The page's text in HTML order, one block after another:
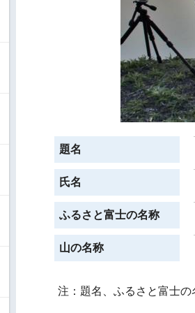
題名
氏名
ふるさと富士の名称
山の名称
注：題名、ふるさと富士